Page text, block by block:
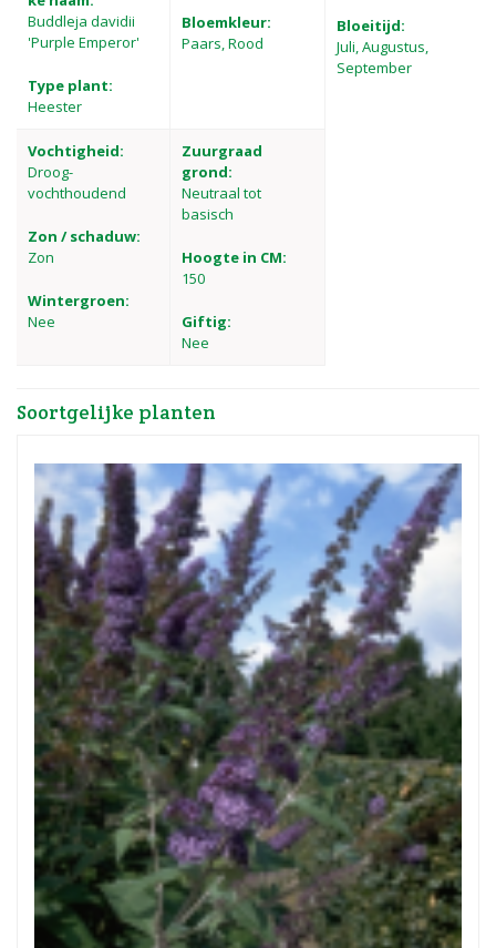
Buddleja davidii
'Purple Emperor'
Type plant:
Heester
Bloemkleur:
Paars, Rood
Bloeitijd:
Juli, Augustus,
September
Vochtigheid:
Droog-
vochthoudend
Zon / schaduw:
Zon
Wintergroen:
Nee
Zuurgraad
grond:
Neutraal tot
basisch
Hoogte in CM:
150
Giftig:
Nee
Soortgelijke planten
Herfstsering
Buddleja 'Lochinch'